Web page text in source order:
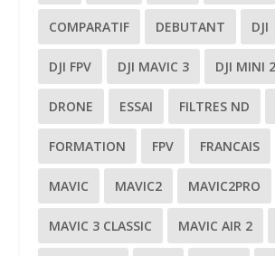
COMPARATIF DEBUTANT DJI
DJI FPV DJI MAVIC 3 DJI MINI 2
DRONE ESSAI FILTRES ND
FORMATION FPV FRANCAIS
MAVIC MAVIC2 MAVIC2PRO
MAVIC 3 CLASSIC MAVIC AIR 2